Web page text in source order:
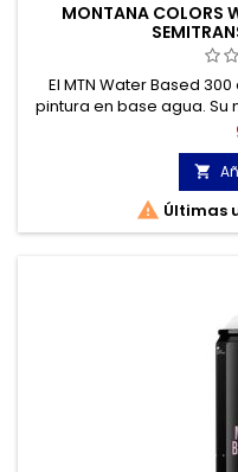
MONTANA COLORS
El MTN Water Based
pintura en base agua. Su
bajo olor, hacen de él
trabajo de

 Últimas